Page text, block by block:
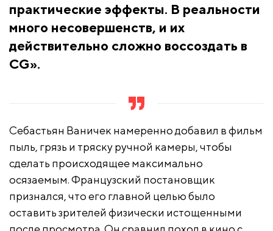
практические эффекты. В реальности
много несовершенств, и их
действительно сложно воссоздать в
CG».
Себастьян Ваничек намеренно добавил в фильм
пыль, грязь и тряску ручной камеры, чтобы
сделать происходящее максимально
осязаемым. Французский постановщик
признался, что его главной целью было
оставить зрителей физически истощенными